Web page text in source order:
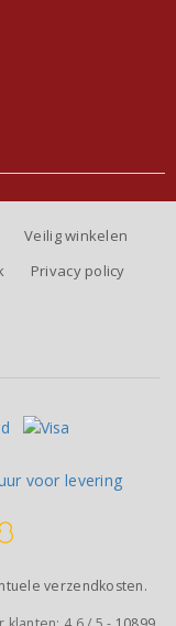
Veilig winkelen
Privacy policy
verzendkosten.